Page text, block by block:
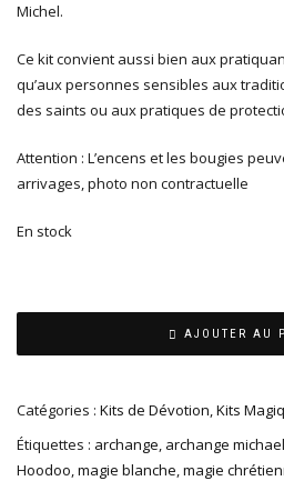
Michel.
Ce kit convient aussi bien aux
qu’aux personnes sensibles aux
des saints ou aux pratiques de
Attention : L’encens et les bougies
arrivages, photo non contractuelle
En stock
AJOUTER AU
Catégories : Kits de Dévotion,Kits
Étiquettes : archange, archange michael
Hoodoo,magie blanche,magie